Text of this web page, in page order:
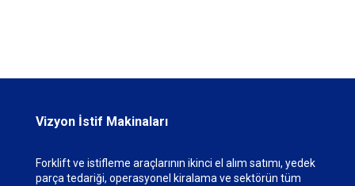
Vizyon İstif Makinaları
Forklift ve istifleme araçlarının ikinci el alım satımı, yedek
parça tedariği, operasyonel kiralama ve sektörün tüm